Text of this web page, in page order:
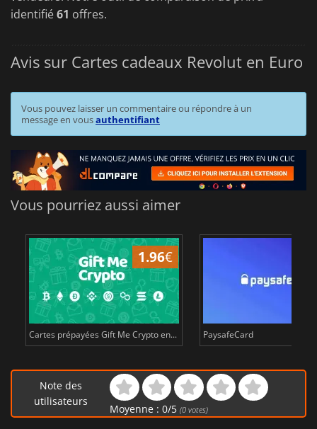
identifié61 offres.
Avis sur Cartes cadeaux Revolut en Euro
Vous pouvez laisser un commentaire ou répondre à un
message en vousauthentifiant
Vous pourriez aussi aimer
1.96€
Cartes prépayées Gift Me Crypto en... PaysafeCard
Note des
utilisateurs
Moyenne : 0/5 (0votes)